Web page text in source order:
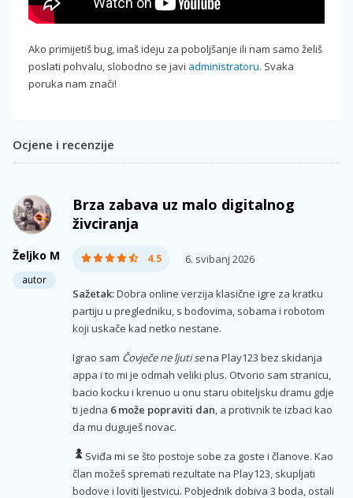
Ako primijetiš bug, imaš ideju za poboljšanje ili nam samo želiš
poslati pohvalu, slobodno se javi administratoru. Svaka
poruka nam znači!
Ocjene i recenzije
Željko M
autor
Brza zabava uz malo digitalnog
živciranja
4.5 6. svibanj 2026
Sažetak:Dobra online verzija klasične igre za kratku
partiju u pregledniku, s bodovima, sobama i robotom
koji uskače kad netko nestane.
Igrao sam Čovječe ne ljuti sena Play123 bez skidanja
appa i to mi je odmah veliki plus. Otvorio sam stranicu,
bacio kocku i krenuo u onu staru obiteljsku dramu gdje
ti jedna 6 može popraviti dan, a protivnik te izbaci kao
da mu duguješ novac.
Sviđa mi se što postoje sobe za goste i članove. Kao
član možeš spremati rezultate na Play123, skupljati
bodove i loviti ljestvicu. Pobjednik dobiva 3 boda, ostali